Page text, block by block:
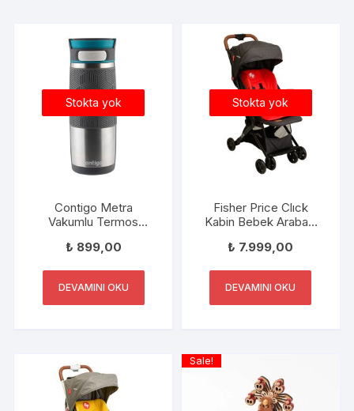
Stokta yok
Contigo Metra
Vakumlu Termos
470ml
₺ 899,00
DEVAMINI OKU
Stokta yok
Fisher Price Clıck
Kabin Bebek Arabası
FP-BS006 V-2
₺ 7.999,00
DEVAMINI OKU
Sale!